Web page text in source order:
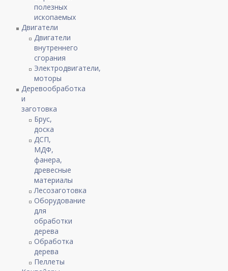
полезных
ископаемых
Двигатели
Двигатели
внутреннего
сгорания
Электродвигатели,
моторы
Деревообработка
и
заготовка
Брус,
доска
ДСП,
МДФ,
фанера,
древесные
материалы
Лесозаготовка
Оборудование
для
обработки
дерева
Обработка
дерева
Пеллеты